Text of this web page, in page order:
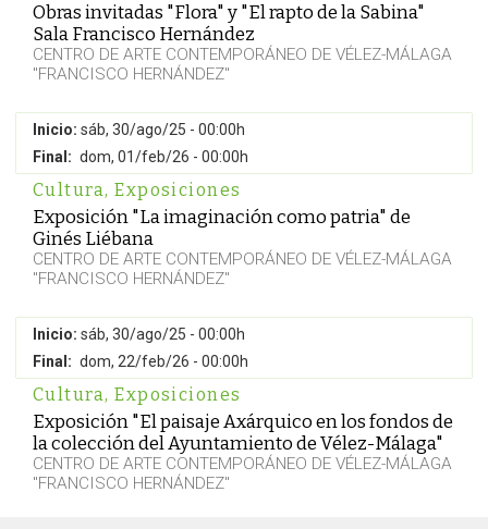
Obras invitadas "Flora" y "El rapto de la Sabina"
Sala Francisco Hernández
CENTRO DE ARTE CONTEMPORÁNEO DE VÉLEZ-MÁLAGA
"FRANCISCO HERNÁNDEZ"
Inicio: sáb, 30/ago/25 - 00:00h
Final: dom, 01/feb/26 - 00:00h
Cultura, Exposiciones
Exposición "La imaginación como patria" de
Ginés Liébana
CENTRO DE ARTE CONTEMPORÁNEO DE VÉLEZ-MÁLAGA
"FRANCISCO HERNÁNDEZ"
Inicio: sáb, 30/ago/25 - 00:00h
Final: dom, 22/feb/26 - 00:00h
Cultura, Exposiciones
Exposición "El paisaje Axárquico en los fondos de
la colección del Ayuntamiento de Vélez-Málaga"
CENTRO DE ARTE CONTEMPORÁNEO DE VÉLEZ-MÁLAGA
"FRANCISCO HERNÁNDEZ"